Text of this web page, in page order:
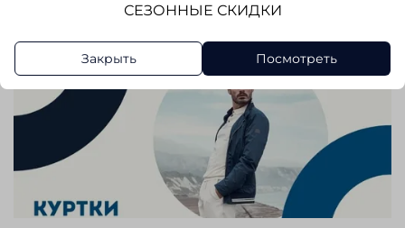
СЕЗОННЫЕ СКИДКИ
Закрыть Посмотреть